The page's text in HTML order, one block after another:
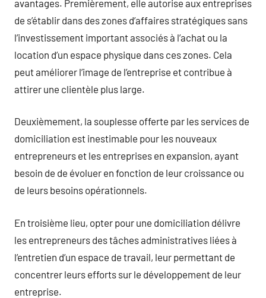
avantages. Premièrement, elle autorise aux entreprises
de s’établir dans des zones d’affaires stratégiques sans
l’investissement important associés à l’achat ou la
location d’un espace physique dans ces zones. Cela
peut améliorer l’image de l’entreprise et contribue à
attirer une clientèle plus large.
Deuxièmement, la souplesse offerte par les services de
domiciliation est inestimable pour les nouveaux
entrepreneurs et les entreprises en expansion, ayant
besoin de de évoluer en fonction de leur croissance ou
de leurs besoins opérationnels.
En troisième lieu, opter pour une domiciliation délivre
les entrepreneurs des tâches administratives liées à
l’entretien d’un espace de travail, leur permettant de
concentrer leurs efforts sur le développement de leur
entreprise.